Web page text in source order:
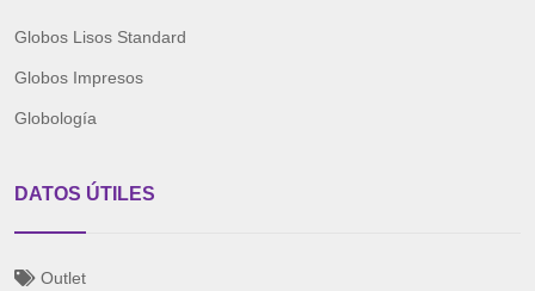
Globos Lisos Standard
Globos Impresos
Globología
DATOS ÚTILES
Outlet